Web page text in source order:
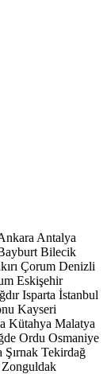
Antalya
Bilecik
Çorum Denizli
Eskişehir
Isparta İstanbul
Kayseri
Kütahya Malatya
Ordu Osmaniye
Şırnak Tekirdağ
Zonguldak